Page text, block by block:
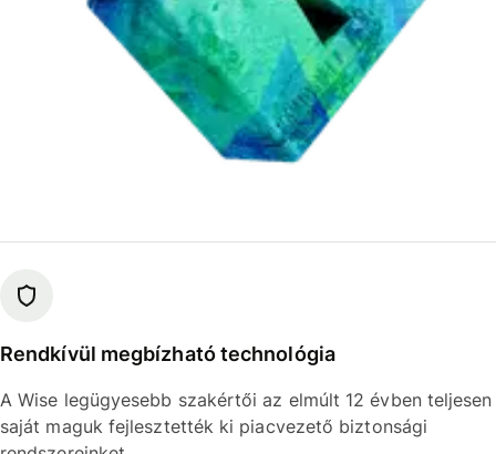
Rendkívül megbízható technológia
A Wise legügyesebb szakértői az elmúlt 12 évben teljesen
saját maguk fejlesztették ki piacvezető biztonsági